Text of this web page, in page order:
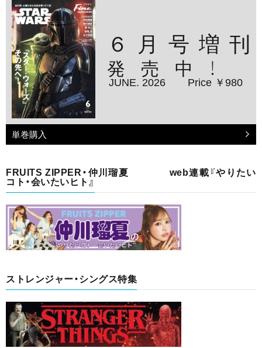
６月号増刊
発売中！
JUNE. 2026 Price ￥980
単巻購入
FRUITS ZIPPER・仲川瑠夏 web連載『やりたい
コト・会いたいヒト』
ストレンジャー・シングス特集